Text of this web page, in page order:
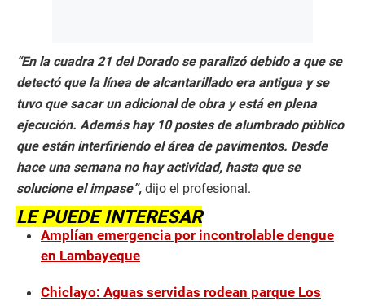
“En la cuadra 21 del Dorado se paralizó debido a que se
detectó que la línea de alcantarillado era antigua y se
tuvo que sacar un adicional de obra y está en plena
ejecución. Además hay 10 postes de alumbrado público
que están interfiriendo el área de pavimentos. Desde
hace una semana no hay actividad, hasta que se
solucione el impase”, dijo el profesional.
LE PUEDE INTERESAR
Amplían emergencia por incontrolable dengue
en Lambayeque
Chiclayo: Aguas servidas rodean parque Los